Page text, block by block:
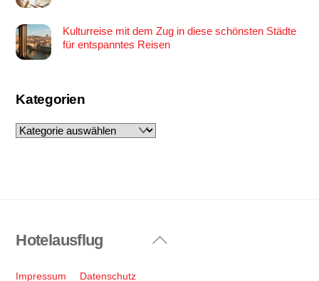
Kulturreise mit dem Zug in diese schönsten Städte
für entspanntes Reisen
Kategorien
Kategorien
Back
Hotelausflug
Impressum Datenschutz